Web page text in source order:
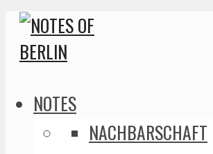
NOTES
NACHBARSCHAFT